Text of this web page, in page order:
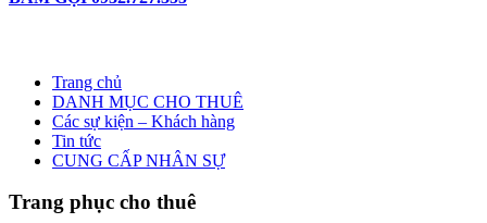
Trang chủ
DANH MỤC CHO THUÊ
Các sự kiện – Khách hàng
Tin tức
CUNG CẤP NHÂN SỰ
Trang phục cho thuê